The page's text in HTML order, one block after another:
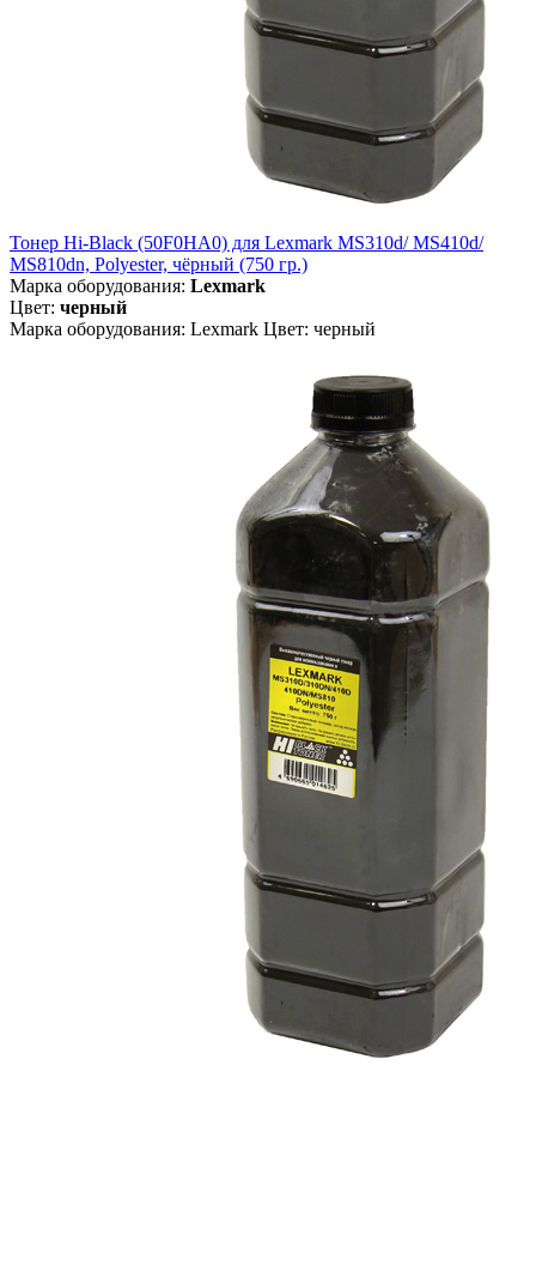
Тонер Hi-Black (50F0HA0) для Lexmark MS310d/ MS410d/
MS810dn, Polyester, чёрный (750 гр.)
Марка оборудования: Lexmark
Цвет: черный
Марка оборудования: Lexmark Цвет: черный